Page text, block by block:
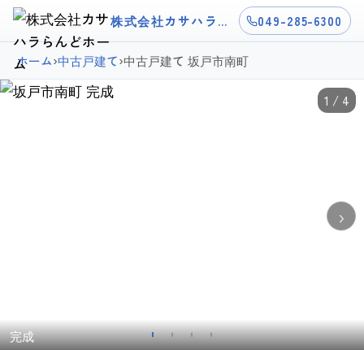
株式会社カサハラらんどホーム 049-285-6300
ホーム›中古戸建て›中古戸建て 坂戸市南町
完成
›
1 / 4